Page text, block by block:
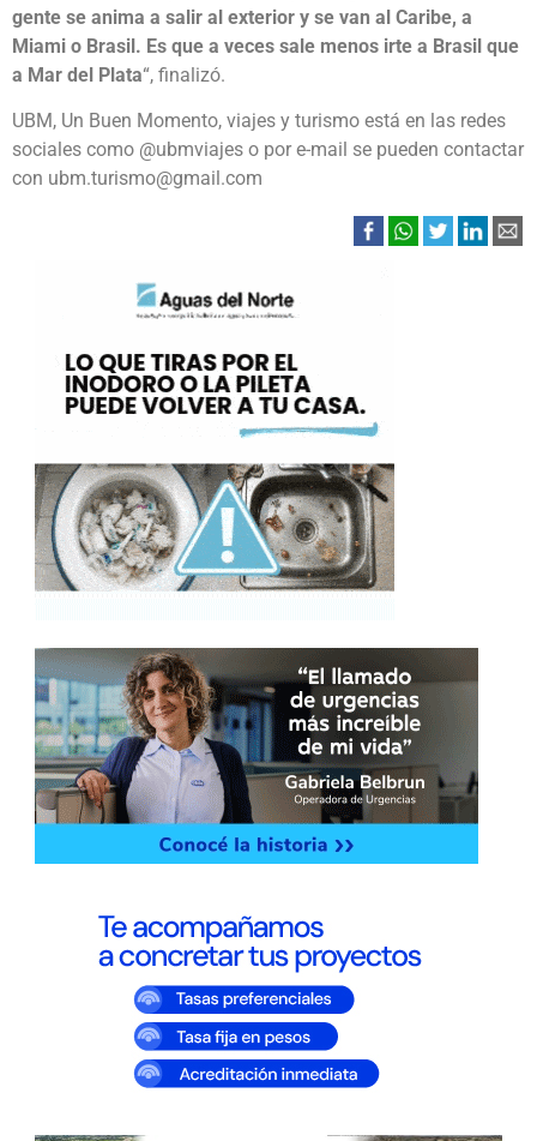
gente se anima a salir al exterior y se van al Caribe, a
Miami o Brasil. Es que a veces sale menos irte a Brasil que
a Mar del Plata“, finalizó.
UBM, Un Buen Momento, viajes y turismo está en las redes
sociales como @ubmviajes o por e-mail se pueden contactar
con ubm.turismo@gmail.com